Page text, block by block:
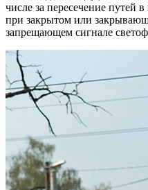
числе за пересечение путей
при закрытом или
запрещающем сигнале